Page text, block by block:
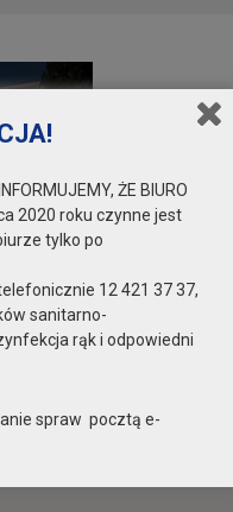
ŻE BIURO
2020 roku czynne jest
tylko po
12 421 37 37,
sanitarno-
rąk i odpowiedni
spraw pocztą e-